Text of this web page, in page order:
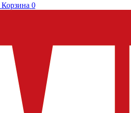
Корзина 0